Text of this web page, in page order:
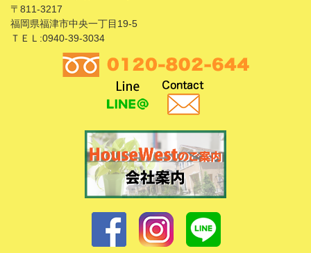
〒811-3217
福岡県福津市中央一丁目19-5
ＴＥＬ:0940-39-3034